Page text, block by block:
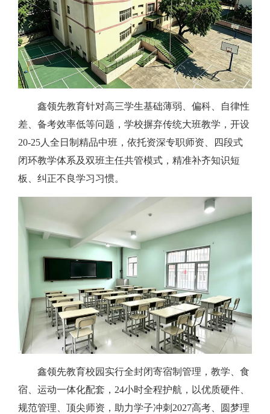
鑫领先教育针对高三学生基础薄弱、偏科、自律性
差、备考效率低等问题，学校摒弃传统大班教学，开设
20-25人全日制精品中班，依托资深专职师资、四段式
闭环教学体系及双班主任共管模式，精准补齐知识短
板、纠正不良学习习惯。
鑫领先教育校园实行全封闭寄宿制管理，教学、食
宿、运动一体化配套，24小时全程护航，以优质硬件、
规范管理、顶尖师资，助力学子冲刺2027高考、圆梦理